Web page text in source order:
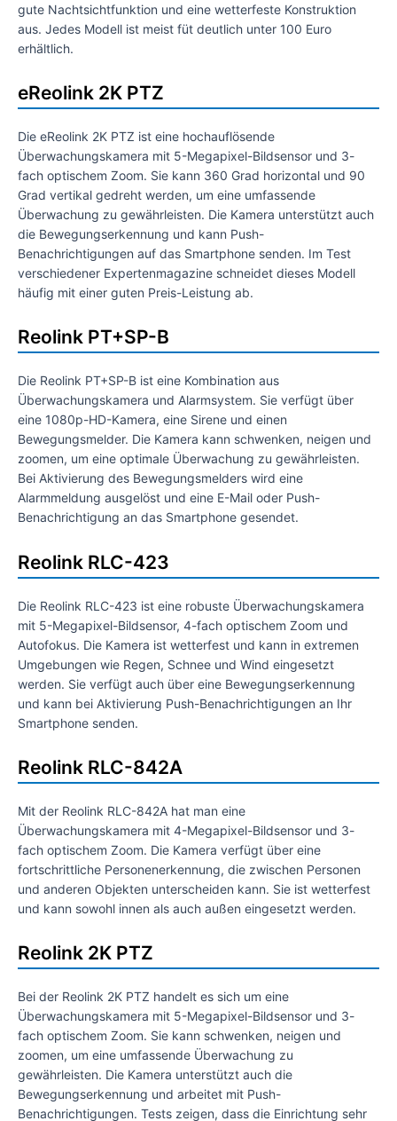
gute Nachtsichtfunktion und eine wetterfeste Konstruktion
aus. Jedes Modell ist meist füt deutlich unter 100 Euro
erhältlich.
eReolink 2K PTZ
Die eReolink 2K PTZ ist eine hochauflösende
Überwachungskamera mit 5-Megapixel-Bildsensor und 3-
fach optischem Zoom. Sie kann 360 Grad horizontal und 90
Grad vertikal gedreht werden, um eine umfassende
Überwachung zu gewährleisten. Die Kamera unterstützt auch
die Bewegungserkennung und kann Push-
Benachrichtigungen auf das Smartphone senden. Im Test
verschiedener Expertenmagazine schneidet dieses Modell
häufig mit einer guten Preis-Leistung ab.
Reolink PT+SP-B
Die Reolink PT+SP-B ist eine Kombination aus
Überwachungskamera und Alarmsystem. Sie verfügt über
eine 1080p-HD-Kamera, eine Sirene und einen
Bewegungsmelder. Die Kamera kann schwenken, neigen und
zoomen, um eine optimale Überwachung zu gewährleisten.
Bei Aktivierung des Bewegungsmelders wird eine
Alarmmeldung ausgelöst und eine E-Mail oder Push-
Benachrichtigung an das Smartphone gesendet.
Reolink RLC-423
Die Reolink RLC-423 ist eine robuste Überwachungskamera
mit 5-Megapixel-Bildsensor, 4-fach optischem Zoom und
Autofokus. Die Kamera ist wetterfest und kann in extremen
Umgebungen wie Regen, Schnee und Wind eingesetzt
werden. Sie verfügt auch über eine Bewegungserkennung
und kann bei Aktivierung Push-Benachrichtigungen an Ihr
Smartphone senden.
Reolink RLC-842A
Mit der Reolink RLC-842A hat man eine
Überwachungskamera mit 4-Megapixel-Bildsensor und 3-
fach optischem Zoom. Die Kamera verfügt über eine
fortschrittliche Personenerkennung, die zwischen Personen
und anderen Objekten unterscheiden kann. Sie ist wetterfest
und kann sowohl innen als auch außen eingesetzt werden.
Reolink 2K PTZ
Bei der Reolink 2K PTZ handelt es sich um eine
Überwachungskamera mit 5-Megapixel-Bildsensor und 3-
fach optischem Zoom. Sie kann schwenken, neigen und
zoomen, um eine umfassende Überwachung zu
gewährleisten. Die Kamera unterstützt auch die
Bewegungserkennung und arbeitet mit Push-
Benachrichtigungen. Tests zeigen, dass die Einrichtung sehr